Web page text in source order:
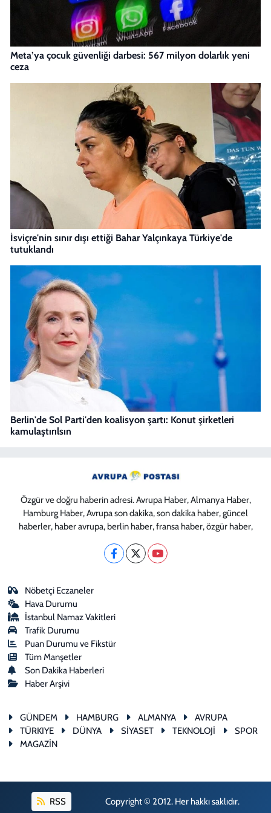
Meta’ya çocuk güvenliği darbesi: 567 milyon dolarlık yeni
ceza
İsviçre'nin sınır dışı ettiği Bahar Yalçınkaya Türkiye'de
tutuklandı
Berlin'de Sol Parti'den koalisyon şartı: Konut şirketleri
kamulaştırılsın
Özgür ve doğru haberin adresi. Avrupa Haber, Almanya Haber,
Hamburg Haber, Avrupa son dakika, son dakika haber, güncel
haberler, haber avrupa, berlin haber, fransa haber, özgür haber,
Nöbetçi Eczaneler
Hava Durumu
İstanbul Namaz Vakitleri
Trafik Durumu
Puan Durumu ve Fikstür
Tüm Manşetler
Son Dakika Haberleri
Haber Arşivi
GÜNDEM HAMBURG ALMANYA
AVRUPA
TÜRKIYE
DÜNYA SİYASET TEKNOLOJİ
SPOR
MAGAZİN
RSS Copyright © 2012. Her hakkı saklıdır.